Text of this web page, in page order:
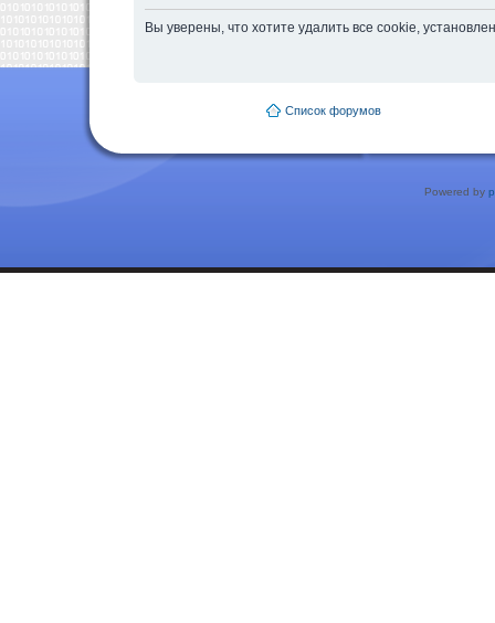
Вы уверены, что хотите удалить все cookie,
Список форумов
Powered by